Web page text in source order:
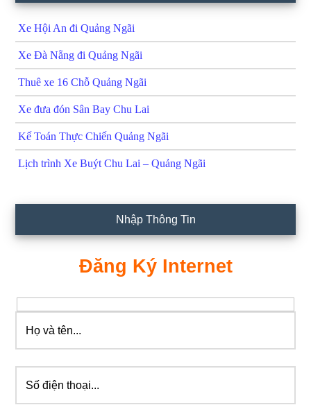
Xe Hội An đi Quảng Ngãi
Xe Đà Nẵng đi Quảng Ngãi
Thuê xe 16 Chỗ Quảng Ngãi
Xe đưa đón Sân Bay Chu Lai
Kế Toán Thực Chiến Quảng Ngãi
Lịch trình Xe Buýt Chu Lai – Quảng Ngãi
Nhập Thông Tin
Đăng Ký Internet